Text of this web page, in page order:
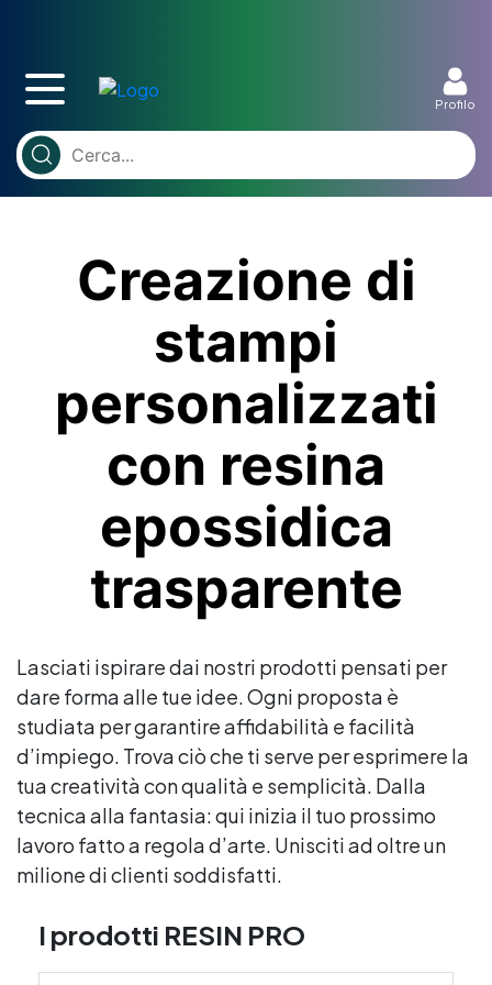
Profilo
Creazione di
stampi
personalizzati
con resina
epossidica
trasparente
Lasciati ispirare dai nostri prodotti pensati per
dare forma alle tue idee. Ogni proposta è
studiata per garantire affidabilità e facilità
d’impiego. Trova ciò che ti serve per esprimere la
tua creatività con qualità e semplicità. Dalla
tecnica alla fantasia: qui inizia il tuo prossimo
lavoro fatto a regola d’arte. Unisciti ad oltre un
milione di clienti soddisfatti.
I prodotti RESIN PRO